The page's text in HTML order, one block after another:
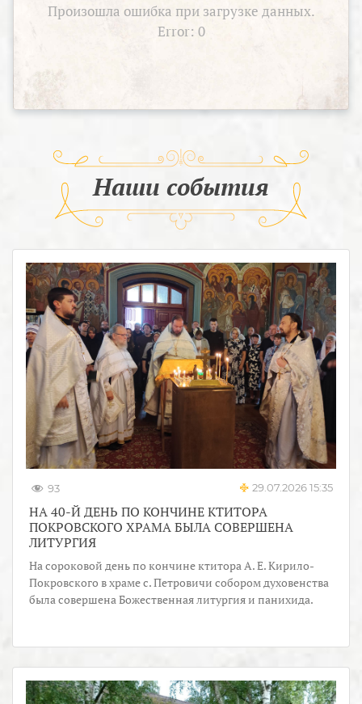
Произошла ошибка при загрузке данных.
Error: 0
Наши события
93 29.07.2026 15:35
НА 40-Й ДЕНЬ ПО КОНЧИНЕ КТИТОРА
ПОКРОВСКОГО ХРАМА БЫЛА СОВЕРШЕНА
ЛИТУРГИЯ
На сороковой день по кончине ктитора А. Е. Кирило-
Покровского в храме с. Петровичи собором духовенства
была совершена Божественная литургия и панихида.